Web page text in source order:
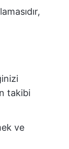
takibi
ve